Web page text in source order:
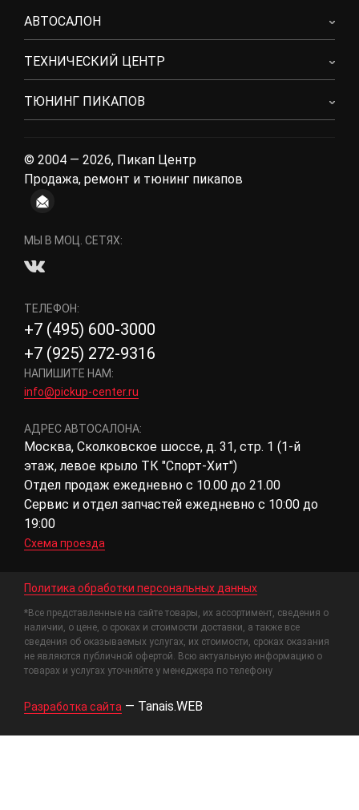
АВТОСАЛОН
ТЕХНИЧЕСКИЙ ЦЕНТР
ТЮНИНГ ПИКАПОВ
© 2004 — 2026, Пикап Центр
Продажа, ремонт и тюнинг пикапов
МЫ В МОЦ. СЕТЯХ:
ТЕЛЕФОН:
+7 (495) 600-3000
+7 (925) 272-9316
НАПИШИТЕ НАМ:
info@pickup-center.ru
АДРЕС АВТОСАЛОНА:
Москва, Сколковское шоссе, д. 31, стр. 1 (1-й
этаж, левое крыло ТК "Спорт-Хит")
Отдел продаж ежедневно с 10.00 до 21.00
Сервис и отдел запчастей ежедневно с 10:00 до
19:00
Схема проезда
Политика обработки персональных данных
*Все представленные на сайте товары, их ассортимент, сведения о
наличии, о цене, о сроках и стоимости доставки, а также все
сведения об оказываемых услугах, их стоимости, сроках оказания
не являются публичной офертой. Всю актуальную информацию о
товарах и услугах уточняйте у менеджера по телефону
Разработка сайта — Tanais.WEB